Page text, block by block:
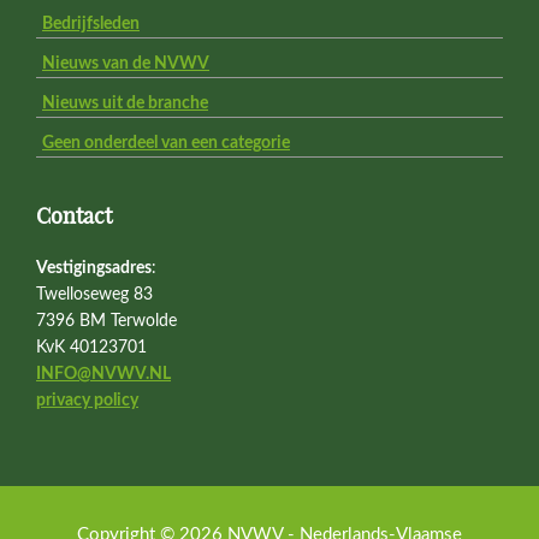
Bedrijfsleden
Nieuws van de NVWV
Nieuws uit de branche
Geen onderdeel van een categorie
Contact
Vestigingsadres:
Twelloseweg 83
7396 BM Terwolde
KvK 40123701
INFO@NVWV.NL
privacy policy
Copyright © 2026 NVWV - Nederlands-Vlaamse